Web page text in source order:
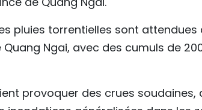
pluies torrentielles sont attendues
Ngai, avec des cumuls de
provoquer des crues